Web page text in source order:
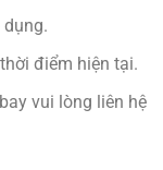
điểm hiện tại.
vui lòng liên hệ